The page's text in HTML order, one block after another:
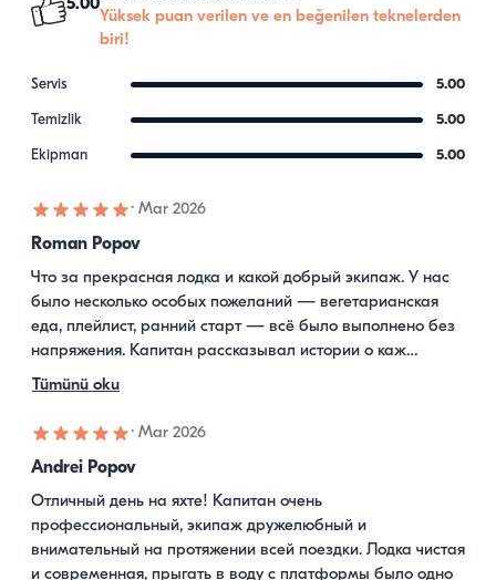
5.00
Yüksek puan verilen ve en beğenilen teknelerden
biri!
Servis 5.00
Temizlik 5.00
Ekipman 5.00
· Mar 2026
Roman Popov
Что за прекрасная лодка и какой добрый экипаж. У нас
было несколько особых пожеланий — вегетарианская
еда, плейлист, ранний старт — всё было выполнено без
напряжения. Капитан рассказывал истории о каж…
Tümünü oku
· Mar 2026
Andrei Popov
Отличный день на яхте! Капитан очень
профессиональный, экипаж дружелюбный и
внимательный на протяжении всей поездки. Лодка чистая
и современная, прыгать в воду с платформы было одно